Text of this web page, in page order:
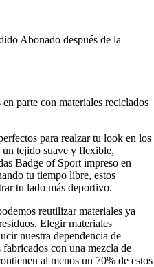
Abonado después de la
parte con materiales reciclados
para realzar tu look en los
tejido suave y flexible,
Badge of Sport impreso en
tu tiempo libre, estos
tu lado más deportivo.
reutilizar materiales ya
Elegir materiales
nuestra dependencia de
con una mezcla de
al menos un 70% de estos